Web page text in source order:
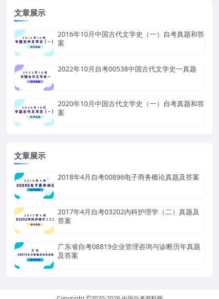
文章展示
2016年10月中国古代文学史（一）自考真题和答
案
2022年10月自考00538中国古代文学史一真题
2020年10月中国古代文学史（一）自考真题和答
案
文章展示
2018年4月自考00896电子商务概论真题及答案
2017年4月自考03202内科护理学（二）真题及
答案
广东省自考08819企业管理咨询与诊断历年真题
及答案